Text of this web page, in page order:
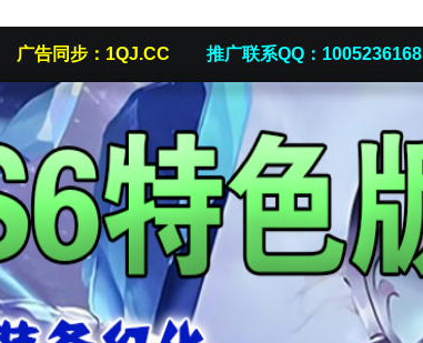
广告同步：1QJ.CC 推广联系QQ：1005236168